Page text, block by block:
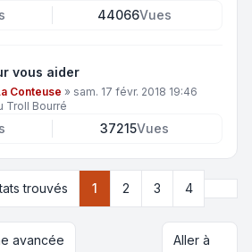
44066Vues
vous aider
Conteuse » sam. 17 févr. 2018 19:46
Troll Bourré
37215Vues
de tri
trouvés 1 2 3 4
avancée Aller à